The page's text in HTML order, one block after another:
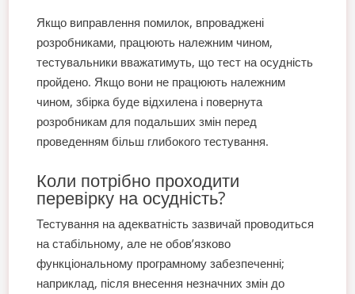
Якщо виправлення помилок, впроваджені
розробниками, працюють належним чином,
тестувальники вважатимуть, що тест на осудність
пройдено. Якщо вони не працюють належним
чином, збірка буде відхилена і повернута
розробникам для подальших змін перед
проведенням більш глибокого тестування.
Коли потрібно проходити
перевірку на осудність?
Тестування на адекватність зазвичай проводиться
на стабільному, але не обов’язково
функціональному програмному забезпеченні;
наприклад, після внесення незначних змін до